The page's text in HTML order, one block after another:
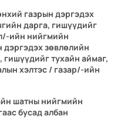
газрын дэргэдэх
дарга, гишүүдийг
ийн нийгмийн
дэргэдэх зөвлөлийн
тухайн аймаг,
хэлтэс / газар/-ийн
шатны нийгмийн
бусад албан